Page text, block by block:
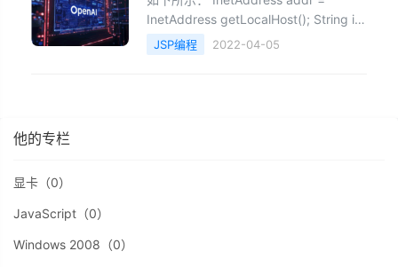
InetAddress getLocalHost(); String ip
= addr getHostAddress() toStrin
JSP编程 2022-04-05
他的专栏
显卡（0）
JavaScript（0）
Windows 2008（0）